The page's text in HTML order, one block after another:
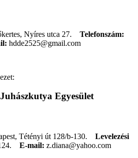
Nyíres utca 27. Telefonszám:
hdde2525@gmail.com
Egyesület
Tétényi út 128/b-130. Levelezési
E-mail: z.diana@yahoo.com